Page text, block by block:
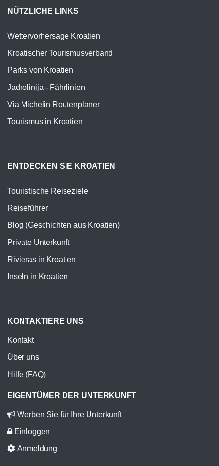
NÜTZLICHE LINKS
Wettervorhersage Kroatien
Kroatischer Tourismusverband
Parks von Kroatien
Jadrolinija - Fährlinien
Via Michelin Routenplaner
Tourismus in Kroatien
ENTDECKEN SIE KROATIEN
Touristische Reiseziele
Reiseführer
Blog (Geschichten aus Kroatien)
Private Unterkunft
Rivieras in Kroatien
Inseln in Kroatien
KONTAKTIERE UNS
Kontakt
Über uns
Hilfe (FAQ)
EIGENTÜMER DER UNTERKUNFT
Werben Sie für Ihre Unterkunft
Einloggen
Anmeldung